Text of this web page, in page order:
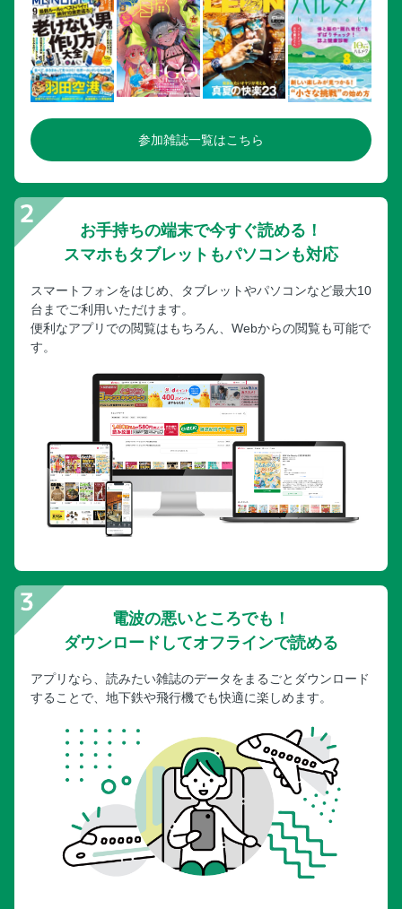
肥薩おれんじ鉄道 おれんじレストラン
［旅の便利情報 2］ 鹿児島空港
［旅の便利情報 3］ 鹿児島中央駅
Index
特別付録① まるっと攻略！桜島ガイド
PLAN1 桜島周遊バス「サクラジマアイランドビュー」でめ
桜島MAP
特別付録② 鹿児島 旅行プランMAP
参加雑誌一覧はこちら
お手持ちの端末で今すぐ読める！
スマホもタブレットもパソコンも対応
スマートフォンをはじめ、タブレットやパソコンなど最大10
台までご利用いただけます。
便利なアプリでの閲覧はもちろん、Webからの閲覧も可能で
す。
電波の悪いところでも！
ダウンロードしてオフラインで読める
アプリなら、読みたい雑誌のデータをまるごとダウンロード
することで、地下鉄や飛行機でも快適に楽しめます。